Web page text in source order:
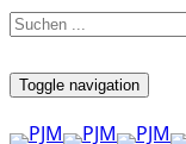
Toggle navigation